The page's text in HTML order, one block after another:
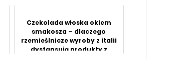
Czekolada włoska okiem
smakosza – dlaczego
rzemieślnicze wyroby z italii
dystansują produkty z